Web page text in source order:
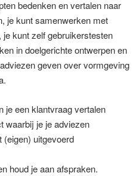
bedenken en vertalen naar
je kunt samenwerken met
kunt zelf gebruikerstesten
in doelgerichte ontwerpen en
geven over vormgeving
je een klantvraag vertalen
waarbij je je adviezen
(eigen) uitgevoerd
houd je aan afspraken.